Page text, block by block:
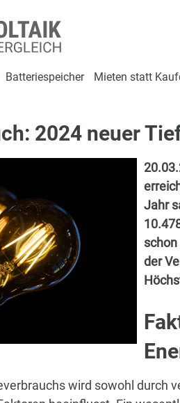
Batteriespeicher Mieten statt
2024 neuer
Jahr
der
wird sowohl durch